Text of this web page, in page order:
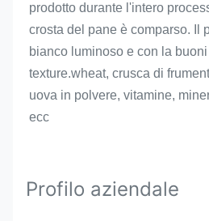
prodotto durante l'intero
crosta del pane è comparso. Il
bianco luminoso e con la buoni
texture.wheat, crusca di
uova in polvere, vitamine,
ecc
Profilo aziendale